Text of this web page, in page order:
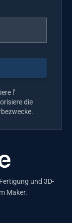
l’
die
und 3D-
Maker.